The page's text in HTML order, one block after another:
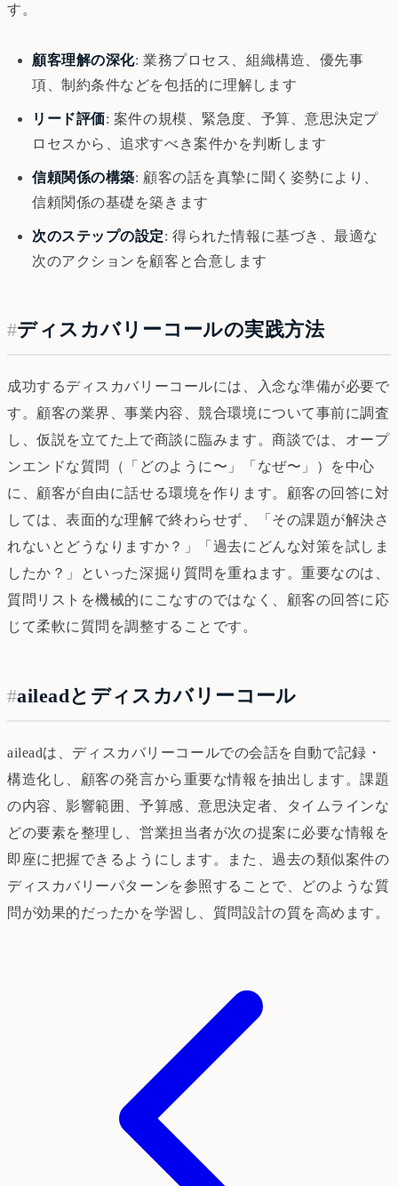
す。
顧客理解の深化: 業務プロセス、組織構造、優先事
項、制約条件などを包括的に理解します
リード評価: 案件の規模、緊急度、予算、意思決定プ
ロセスから、追求すべき案件かを判断します
信頼関係の構築: 顧客の話を真摯に聞く姿勢により、
信頼関係の基礎を築きます
次のステップの設定: 得られた情報に基づき、最適な
次のアクションを顧客と合意します
#ディスカバリーコールの実践方法
成功するディスカバリーコールには、入念な準備が必要で
す。顧客の業界、事業内容、競合環境について事前に調査
し、仮説を立てた上で商談に臨みます。商談では、オープ
ンエンドな質問（「どのように〜」「なぜ〜」）を中心
に、顧客が自由に話せる環境を作ります。顧客の回答に対
しては、表面的な理解で終わらせず、「その課題が解決さ
れないとどうなりますか？」「過去にどんな対策を試しま
したか？」といった深掘り質問を重ねます。重要なのは、
質問リストを機械的にこなすのではなく、顧客の回答に応
じて柔軟に質問を調整することです。
#aileadとディスカバリーコール
aileadは、ディスカバリーコールでの会話を自動で記録・
構造化し、顧客の発言から重要な情報を抽出します。課題
の内容、影響範囲、予算感、意思決定者、タイムラインな
どの要素を整理し、営業担当者が次の提案に必要な情報を
即座に把握できるようにします。また、過去の類似案件の
ディスカバリーパターンを参照することで、どのような質
問が効果的だったかを学習し、質問設計の質を高めます。